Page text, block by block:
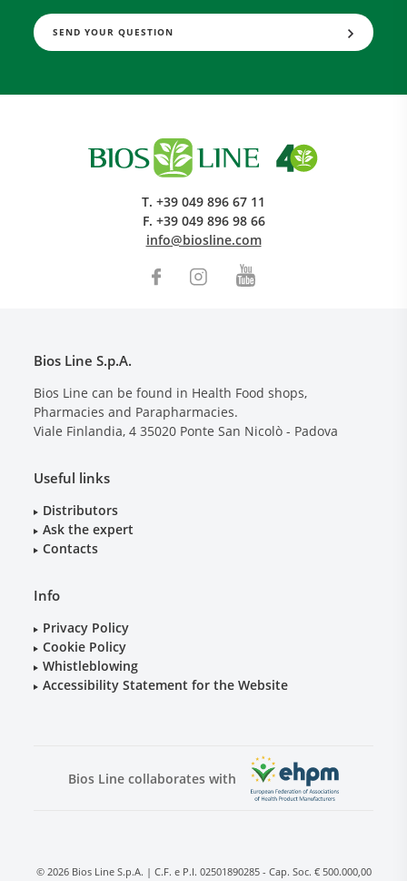
SEND YOUR QUESTION
T. +39 049 896 67 11
F. +39 049 896 98 66
info@biosline.com
Bios Line S.p.A.
Bios Line can be found in Health Food shops,
Pharmacies and Parapharmacies.
Viale Finlandia, 4 35020 Ponte San Nicolò - Padova
Useful links
Distributors
Ask the expert
Contacts
Info
Privacy Policy
Cookie Policy
Whistleblowing
Accessibility Statement for the Website
Bios Line collaborates with
© 2026 Bios Line S.p.A. | C.F. e P.I. 02501890285 - Cap. Soc. € 500.000,00